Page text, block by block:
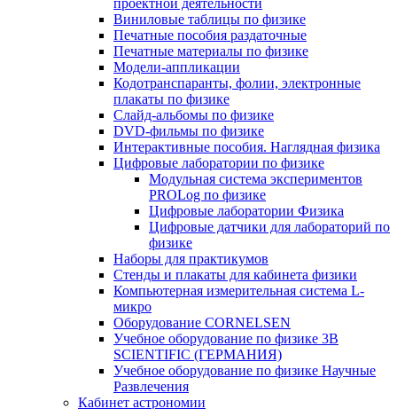
проектной деятельности
Виниловые таблицы по физике
Печатные пособия раздаточные
Печатные материалы по физике
Модели-аппликации
Кодотранспаранты, фолии, электронные
плакаты по физике
Слайд-альбомы по физике
DVD-фильмы по физике
Интерактивные пособия. Наглядная физика
Цифровые лаборатории по физике
Модульная система экспериментов
PROLog по физике
Цифровые лаборатории Физика
Цифровые датчики для лабораторий по
физике
Наборы для практикумов
Стенды и плакаты для кабинета физики
Компьютерная измерительная система L-
микро
Оборудование CORNELSEN
Учебное оборудование по физике 3B
SCIENTIFIC (ГЕРМАНИЯ)
Учебное оборудование по физике Научные
Развлечения
Кабинет астрономии